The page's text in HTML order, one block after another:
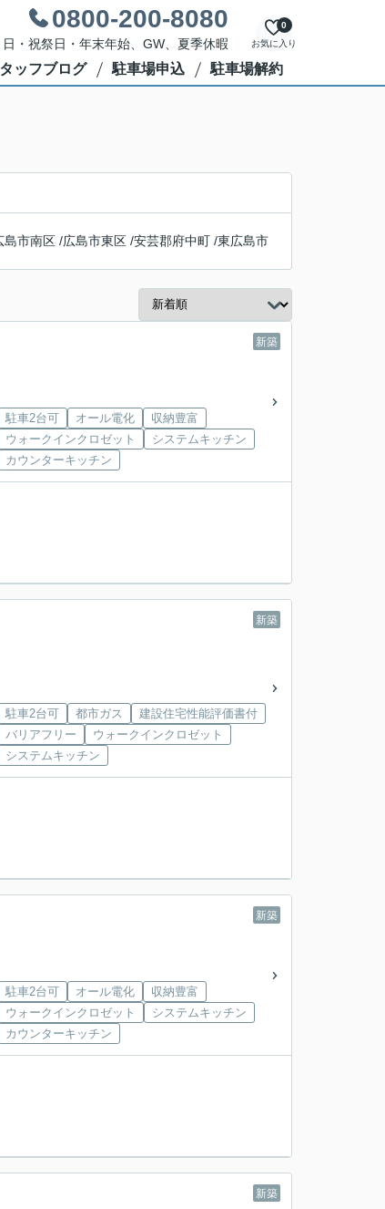
0800-200-8080
・祝祭日・年末年始、GW、夏季休暇 お気に入り
0
ッフブログ 駐車場申込 駐車場解約
島市南区 /広島市東区 /安芸郡府中町 /東広島市
新築
駐車2台可 オール電化
収納豊富
ウォークインクロゼット
システムキッチン
カウンターキッチン
新築
駐車2台可 都市ガス
建設住宅性能評価書付
バリアフリー
ウォークインクロゼット
システムキッチン
新築
駐車2台可 オール電化
収納豊富
ウォークインクロゼット
システムキッチン
カウンターキッチン
新築